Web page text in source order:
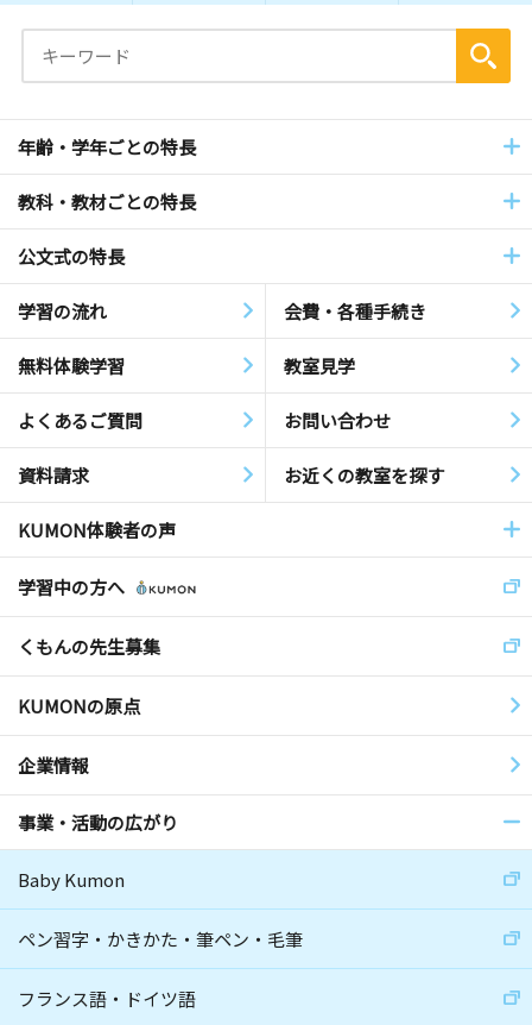
年齢・学年ごとの特長
教科・教材ごとの特長
公文式の特長
学習の流れ 会費・各種手続き
無料体験学習 教室見学
よくあるご質問 お問い合わせ
資料請求 お近くの教室を探す
KUMON体験者の声
学習中の方へ
くもんの先生募集
KUMONの原点
企業情報
事業・活動の広がり
Baby Kumon
ペン習字・かきかた・筆ペン・毛筆
フランス語・ドイツ語